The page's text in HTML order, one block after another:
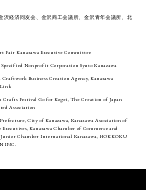
沢経済同友会、金沢商工会議所、金沢青年会議所、北
Fair Kanazawa Executive Committee
Specified Nonprofit Corporation Syuto Kanazawa
Craftwork Business Creation Agency, Kanazawa
Link
Festival Go for Kogei, The Creation of Japan
Association
City of Kanazawa, Kanazawa Association of
Executives, Kanazawa Chamber of Commerce and
Chamber International Kanazawa, HOKKOKU
INC.